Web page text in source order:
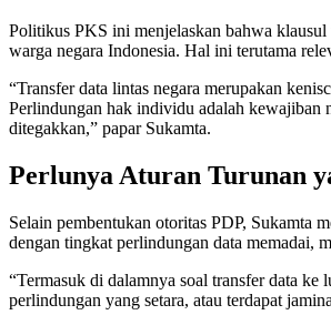
Politikus PKS ini menjelaskan bahwa
warga negara Indonesia. Hal ini terutama
“Transfer data lintas negara merupakan
Perlindungan hak individu adalah kewajiban
ditegakkan,” papar Sukamta.
Perlunya Aturan Turunan
Selain pembentukan otoritas PDP, Sukamta
dengan tingkat perlindungan data memadai,
“Termasuk di dalamnya soal transfer data
perlindungan yang setara, atau terdapat